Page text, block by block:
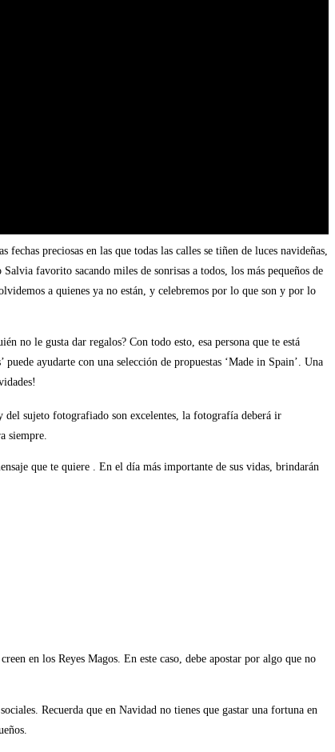
preciosas en las que todas las calles se tiñen de luces navideñas,
favorito sacando miles de sonrisas a todos, los más pequeños de
a quienes ya no están, y celebremos por lo que son y por lo
no le gusta dar regalos? Con todo esto, esa persona que te está
ayudarte con una selección de propuestas ‘Made in Spain’. Una
del sujeto fotografiado son excelentes, la fotografía deberá ir
siempre.
que te quiere . En el día más importante de sus vidas, brindarán
en los Reyes Magos. En este caso, debe apostar por algo que no
Recuerda que en Navidad no tienes que gastar una fortuna en